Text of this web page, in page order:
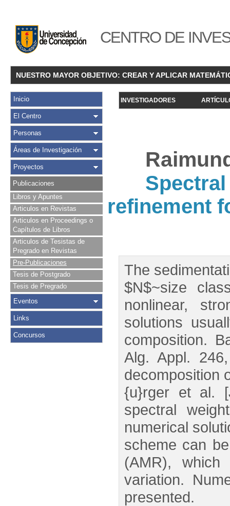
CENTRO DE
NUESTRO MAYOR OBJETIVO: CREAR Y APLICAR
Inicio
El Centro
Personas
Áreas de Investigación
Proyectos
Publicaciones
Libros y Apuntes
Articulos en Revistas
Articulos en Proceedings o
Capítulos de Libros
Articulos de Tesistas de
Pregrado en Revistas
Pre-Publicaciones
Tesis de Postgrado
Tesis de Pregrado
Eventos
Links
Concursos
INVESTIGADORES
refinement
The
$N$~size
nonlinear,
solutions
composition.
Alg. Appl.
decomposition
{u}rger et al.
spectral
numerical
scheme can
(AMR),
variation.
presented.